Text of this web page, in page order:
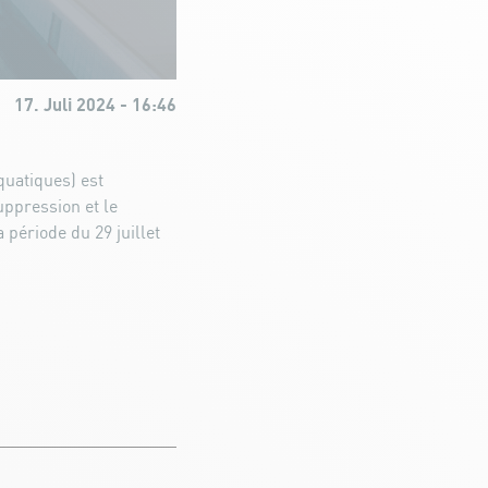
17. Juli 2024 - 16:46
est
et le
période du 29 juillet